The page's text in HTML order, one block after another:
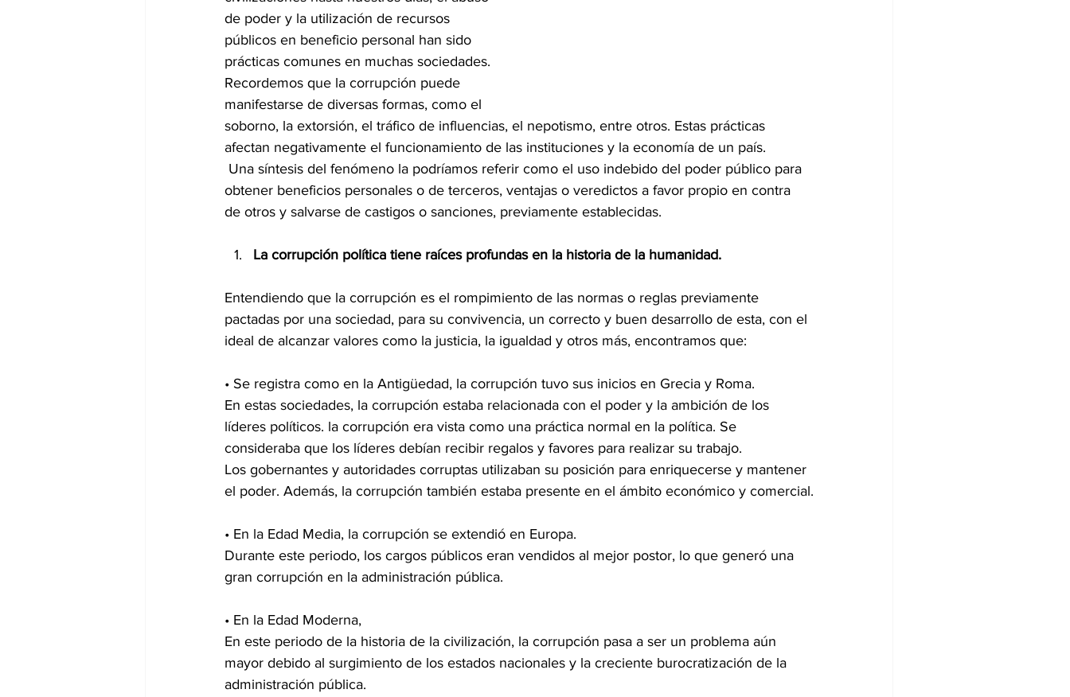
de poder y la utilización de recursos
públicos en beneficio personal han sido
prácticas comunes en muchas sociedades.
Recordemos que la corrupción puede
manifestarse de diversas formas, como el
soborno, la extorsión, el tráfico de influencias, el nepotismo, entre otros. Estas prácticas
afectan negativamente el funcionamiento de las instituciones y la economía de un país.
Una síntesis del fenómeno la podríamos referir como el uso indebido del poder público para
obtener beneficios personales o de terceros, ventajas o veredictos a favor propio en contra
de otros y salvarse de castigos o sanciones, previamente establecidas.
La corrupción política tiene raíces profundas en la historia de la humanidad.
Entendiendo que la corrupción es el rompimiento de las normas o reglas previamente
pactadas por una sociedad, para su convivencia, un correcto y buen desarrollo de esta, con el
ideal de alcanzar valores como la justicia, la igualdad y otros más, encontramos que:
• Se registra como en la Antigüedad, la corrupción tuvo sus inicios en Grecia y Roma.
En estas sociedades, la corrupción estaba relacionada con el poder y la ambición de los
líderes políticos. la corrupción era vista como una práctica normal en la política. Se
consideraba que los líderes debían recibir regalos y favores para realizar su trabajo.
Los gobernantes y autoridades corruptas utilizaban su posición para enriquecerse y mantener
el poder. Además, la corrupción también estaba presente en el ámbito económico y comercial.
• En la Edad Media, la corrupción se extendió en Europa.
Durante este periodo, los cargos públicos eran vendidos al mejor postor, lo que generó una
gran corrupción en la administración pública.
• En la Edad Moderna,
En este periodo de la historia de la civilización, la corrupción pasa a ser un problema aún
mayor debido al surgimiento de los estados nacionales y la creciente burocratización de la
administración pública.